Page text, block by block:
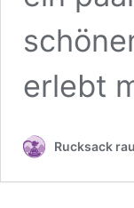
erlebt
Rucksack